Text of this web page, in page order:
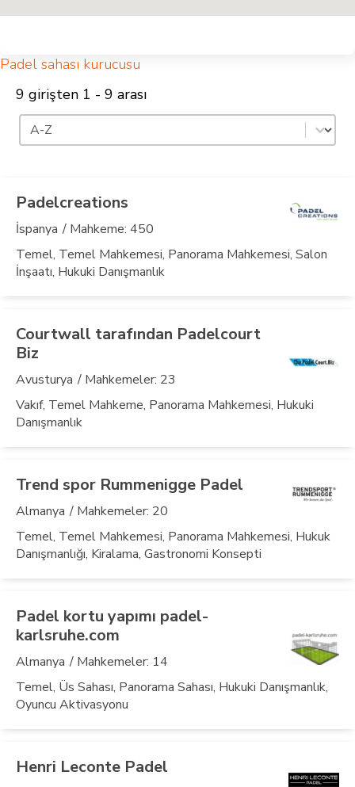
Padel sahası kurucusu
9 girişten 1 - 9 arası
Sıralama
İçeriği sırala
Padelcreations
İspanya / Mahkeme: 450
Temel, Temel Mahkemesi, Panorama Mahkemesi, Salon
İnşaatı, Hukuki Danışmanlık
Courtwall tarafından Padelcourt
Biz
Avusturya / Mahkemeler: 23
Vakıf, Temel Mahkeme, Panorama Mahkemesi, Hukuki
Danışmanlık
Trend spor Rummenigge Padel
Almanya / Mahkemeler: 20
Temel, Temel Mahkemesi, Panorama Mahkemesi, Hukuk
Danışmanlığı, Kiralama, Gastronomi Konsepti
Padel kortu yapımı padel-
karlsruhe.com
Almanya / Mahkemeler: 14
Temel, Üs Sahası, Panorama Sahası, Hukuki Danışmanlık,
Oyuncu Aktivasyonu
Henri Leconte Padel